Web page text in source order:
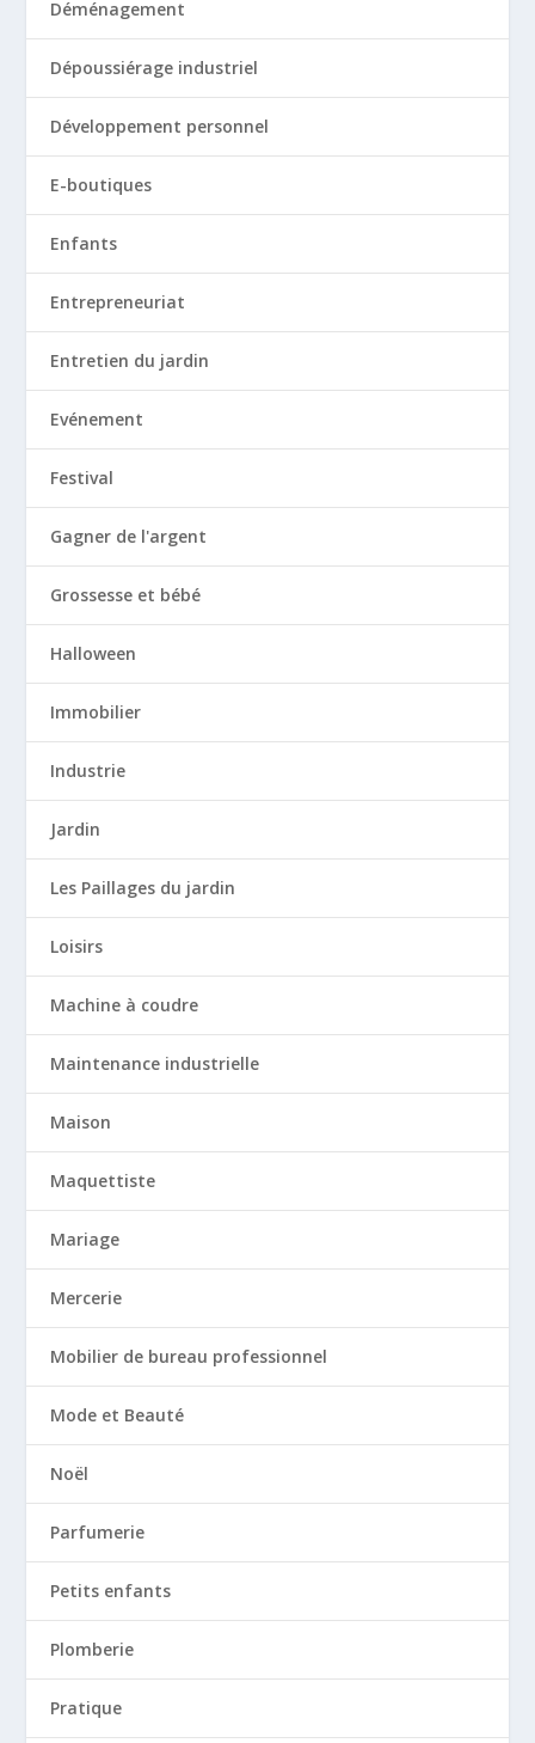
Déménagement
Dépoussiérage industriel
Développement personnel
E-boutiques
Enfants
Entrepreneuriat
Entretien du jardin
Evénement
Festival
Gagner de l'argent
Grossesse et bébé
Halloween
Immobilier
Industrie
Jardin
Les Paillages du jardin
Loisirs
Machine à coudre
Maintenance industrielle
Maison
Maquettiste
Mariage
Mercerie
Mobilier de bureau professionnel
Mode et Beauté
Noël
Parfumerie
Petits enfants
Plomberie
Pratique